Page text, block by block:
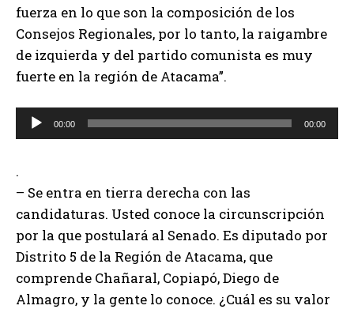
u
d
o
fuerza en lo que son la composición de los
Consejos Regionales, por lo tanto, la raigambre
de izquierda y del partido comunista es muy
fuerte en la región de Atacama”.
e
r
d
u
c
t
o
00:00 00:00
.
– Se entra en tierra derecha con las
candidaturas. Usted conoce la circunscripción
por la que postulará al Senado. Es diputado por
Distrito 5 de la Región de Atacama, que
comprende Chañaral, Copiapó, Diego de
Almagro, y la gente lo conoce. ¿Cuál es su valor